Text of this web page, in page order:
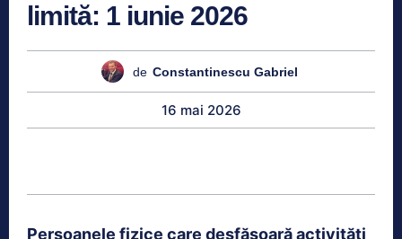
limită: 1 iunie 2026
de Constantinescu Gabriel
16 mai 2026
Persoanele fizice care desfășoară activități